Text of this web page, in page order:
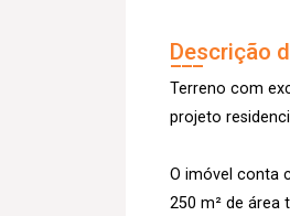
Descrição
Terreno com
projeto
O imóvel conta
250 m² de área